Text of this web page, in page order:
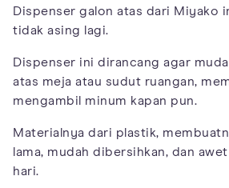
Dispenser galon atas dari Miyako
tidak asing lagi.
Dispenser ini dirancang agar
atas meja atau sudut ruangan,
mengambil minum kapan pun.
Materialnya dari plastik,
lama, mudah dibersihkan, dan
hari.